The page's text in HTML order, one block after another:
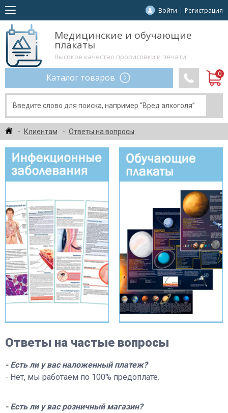
Войти Регистрация
Медицинские и обучающие
плакаты
Высокое качество прорисовки и печати
Каталог товаров
Клиентам Ответы на вопросы
Ответы на частые вопросы
- Есть ли у вас наложенный платеж?
- Нет, мы работаем по 100% предоплате.
- Eсть ли у вас розничный магазин?